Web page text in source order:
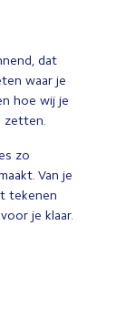
dat
waar je
hoe wij je
zetten.
zo
Van je
tekenen
je klaar.